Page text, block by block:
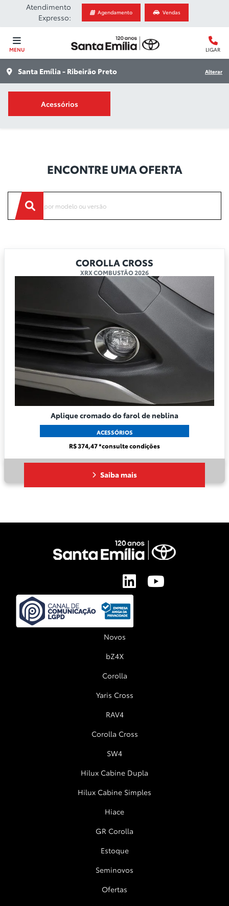
Atendimento
Expresso:
Agendamento Vendas
MENU LIGAR
Santa Emília - Ribeirão Preto Alterar
Acessórios
ENCONTRE UMA OFERTA
COROLLA CROSS
XRX COMBUSTÃO 2026
Aplique cromado do farol de neblina
ACESSÓRIOS
R$ 374,47 *consulte condições
Saiba mais
Novos
bZ4X
Corolla
Yaris Cross
RAV4
Corolla Cross
SW4
Hilux Cabine Dupla
Hilux Cabine Simples
Hiace
GR Corolla
Estoque
Seminovos
Ofertas